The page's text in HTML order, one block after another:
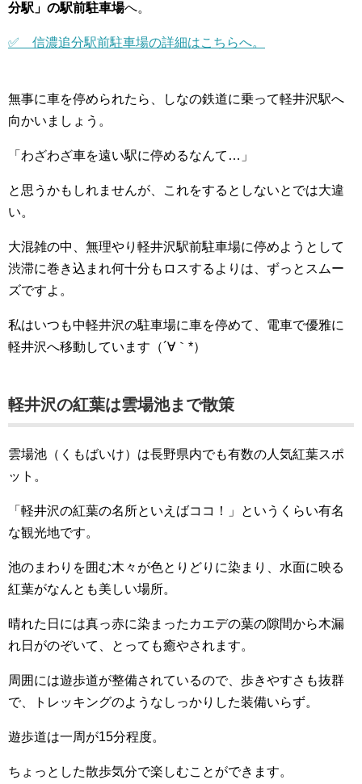
分駅」の駅前駐車場へ。
✅ 信濃追分駅前駐車場の詳細はこちらへ。
無事に車を停められたら、しなの鉄道に乗って軽井沢駅へ
向かいましょう。
「わざわざ車を遠い駅に停めるなんて…」
と思うかもしれませんが、これをするとしないとでは大違
い。
大混雑の中、無理やり軽井沢駅前駐車場に停めようとして
渋滞に巻き込まれ何十分もロスするよりは、ずっとスムー
ズですよ。
私はいつも中軽井沢の駐車場に車を停めて、電車で優雅に
軽井沢へ移動しています（´∀｀*）
軽井沢の紅葉は雲場池まで散策
雲場池（くもばいけ）は長野県内でも有数の人気紅葉スポ
ット。
「軽井沢の紅葉の名所といえばココ！」というくらい有名
な観光地です。
池のまわりを囲む木々が色とりどりに染まり、水面に映る
紅葉がなんとも美しい場所。
晴れた日には真っ赤に染まったカエデの葉の隙間から木漏
れ日がのぞいて、とっても癒やされます。
周囲には遊歩道が整備されているので、歩きやすさも抜群
で、トレッキングのようなしっかりした装備いらず。
遊歩道は一周が15分程度。
ちょっとした散歩気分で楽しむことができます。